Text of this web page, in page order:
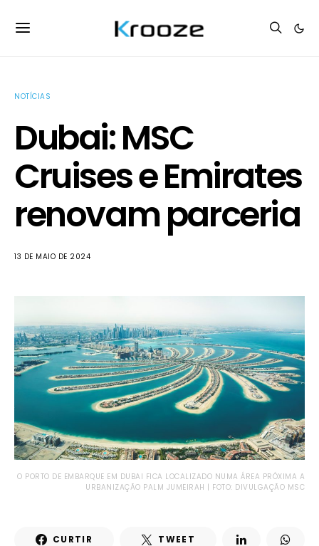
NOTÍCIAS
Dubai: MSC
Cruises e Emirates
renovam parceria
13 DE MAIO DE 2024
O PORTO DE EMBARQUE EM DUBAI FICA LOCALIZADO NUMA ÁREA PRÓXIMA A
URBANIZAÇÃO PALM JUMEIRAH | FOTO: DIVULGAÇÃO MSC
CURTIR TWEET